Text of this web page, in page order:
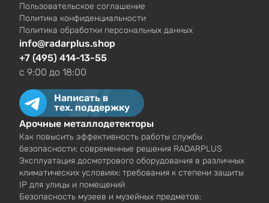
Пользовательское соглашение
Политика конфиденциальности
Политика обработки персональных данных
info@radarplus.shop
+7 (495) 414-13-55
c 9:00 до 18:00
Написать в
тех. поддержку
Арочные металлодетекторы
Как повысить эффективность работы службы
безопасности: современные решения RADARPLUS
Эксплуатация досмотрового оборудования в различных
климатических условиях: требования к степени защиты
IP для улицы и помещений
Безопасность музеев и музейных предметов: